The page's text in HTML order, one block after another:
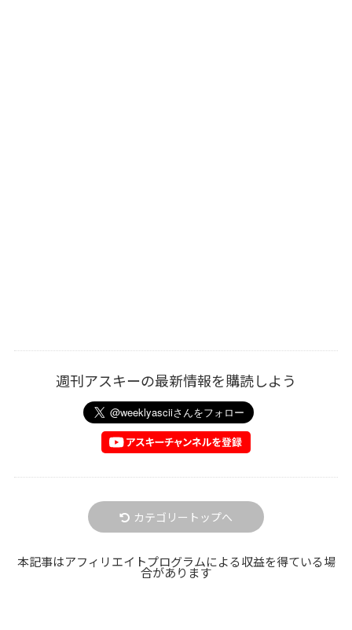
週刊アスキーの最新情報を購読しよう
カテゴリートップへ
本記事はアフィリエイトプログラムによる収益を得ている場
合があります